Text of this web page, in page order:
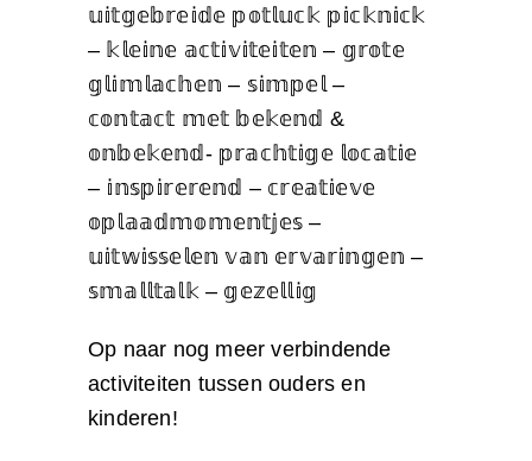
𝕦𝕚𝕥𝕘𝕖𝕓𝕣𝕖𝕚𝕕𝕖 𝕡𝕠𝕥𝕝𝕦𝕔𝕜 𝕡𝕚𝕔𝕜𝕟𝕚𝕔𝕜
– 𝕜𝕝𝕖𝕚𝕟𝕖 𝕒𝕔𝕥𝕚𝕧𝕚𝕥𝕖𝕚𝕥𝕖𝕟 – 𝕘𝕣𝕠𝕥𝕖
𝕘𝕝𝕚𝕞𝕝𝕒𝕔𝕙𝕖𝕟 – 𝕤𝕚𝕞𝕡𝕖𝕝 –
𝕔𝕠𝕟𝕥𝕒𝕔𝕥 𝕞𝕖𝕥 𝕓𝕖𝕜𝕖𝕟𝕕 &
𝕠𝕟𝕓𝕖𝕜𝕖𝕟𝕕- 𝕡𝕣𝕒𝕔𝕙𝕥𝕚𝕘𝕖 𝕝𝕠𝕔𝕒𝕥𝕚𝕖
– 𝕚𝕟𝕤𝕡𝕚𝕣𝕖𝕣𝕖𝕟𝕕 – 𝕔𝕣𝕖𝕒𝕥𝕚𝕖𝕧𝕖
𝕠𝕡𝕝𝕒𝕒𝕕𝕞𝕠𝕞𝕖𝕟𝕥𝕛𝕖𝕤 –
𝕦𝕚𝕥𝕨𝕚𝕤𝕤𝕖𝕝𝕖𝕟 𝕧𝕒𝕟 𝕖𝕣𝕧𝕒𝕣𝕚𝕟𝕘𝕖𝕟 –
𝕤𝕞𝕒𝕝𝕝𝕥𝕒𝕝𝕜 – 𝕘𝕖𝕫𝕖𝕝𝕝𝕚𝕘
Op naar nog meer verbindende
activiteiten tussen ouders en
kinderen!